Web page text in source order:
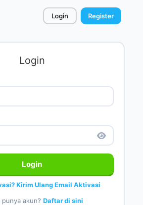
Login Register
Login
Login
Kirim Ulang Email Aktivasi
punya akun? Daftar di sini